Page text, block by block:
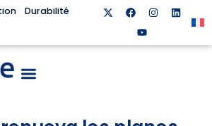
Durabilité